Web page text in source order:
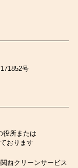
号
役所または
おります
関西クリーンサービス